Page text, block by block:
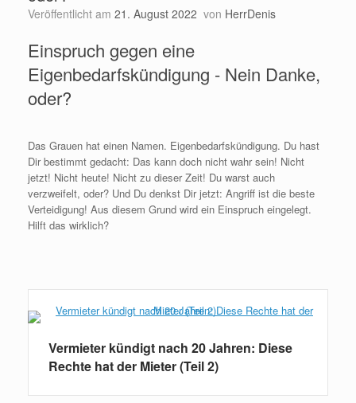
Veröffentlicht am 21. August 2022 von HerrDenis
Einspruch gegen eine
Eigenbedarfskündigung - Nein Danke,
oder?
Das Grauen hat einen Namen. Eigenbedarfskündigung. Du hast
Dir bestimmt gedacht: Das kann doch nicht wahr sein! Nicht
jetzt! Nicht heute! Nicht zu dieser Zeit! Du warst auch
verzweifelt, oder? Und Du denkst Dir jetzt: Angriff ist die beste
Verteidigung! Aus diesem Grund wird ein Einspruch eingelegt.
Hilft das wirklich?
Vermieter kündigt nach 20 Jahren: Diese
Rechte hat der Mieter (Teil 2)